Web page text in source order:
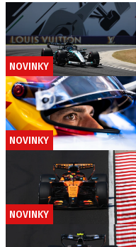
NOVINKY
NOVINKY
NOVINKY